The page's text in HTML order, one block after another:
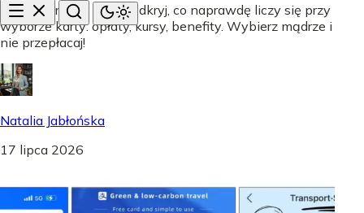
Mastercard czy Visa? Odkryj, co naprawdę liczy się przy
wyborze karty: opłaty, kursy, benefity. Wybierz mądrze i
nie przepłacaj!
Natalia Jabłońska
17 lipca 2026